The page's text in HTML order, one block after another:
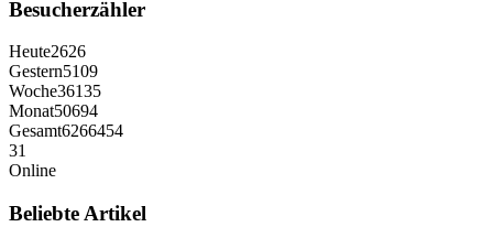
Besucherzähler
Heute2626
Gestern5109
Woche36135
Monat50694
Gesamt6266454
31
Online
Beliebte Artikel